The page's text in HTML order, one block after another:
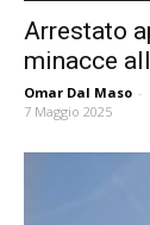
Arrestato
minacce
Omar Dal Maso -
7 Maggio 2025